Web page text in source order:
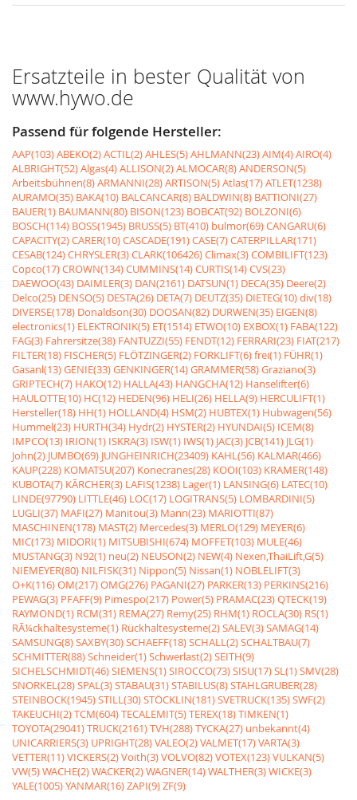
Ersatzteile in bester Qualität von
www.hywo.de
Passend für folgende Hersteller:
AAP(103)ABEKO(2)ACTIL(2)AHLES(5)AHLMANN(23)AIM(4)AIRO(4)
ALBRIGHT(52)Algas(4)ALLISON(2)ALMOCAR(8)ANDERSON(5)
Arbeitsbühnen(8)ARMANNI(28)ARTISON(5)Atlas(17)ATLET(1238)
AURAMO(35) BAKA(10) BALCANCAR(8) BALDWIN(8) BATTIONI(27)
BAUER(1) BAUMANN(80) BISON(123) BOBCAT(92) BOLZONI(6)
BOSCH(114) BOSS(1945) BRUSS(5) BT(410) bulmor(69)CANGARU(6)
CAPACITY(2)CARER(10)CASCADE(191)CASE(7)CATERPILLAR(171)
CESAB(124)CHRYSLER(3)CLARK(106426)Climax(3)COMBILIFT(123)
Copco(17)CROWN(134)CUMMINS(14)CURTIS(14)CVS(23)
DAEWOO(43) DAIMLER(3) DAN(2161) DATSUN(1) DECA(35) Deere(2)
Delco(25) DENSO(5) DESTA(26) DETA(7) DEUTZ(35) DIETEG(10)div(18)
DIVERSE(178) Donaldson(30) DOOSAN(82) DURWEN(35) EIGEN(8)
electronics(1) ELEKTRONIK(5) ET(1514) ETWO(10) EXBOX(1) FABA(122)
FAG(3) Fahrersitze(38) FANTUZZI(55) FENDT(12) FERRARI(23) FIAT(217)
FILTER(18) FISCHER(5) FLÖTZINGER(2) FORKLIFT(6)frei(1) FÜHR(1)
Gasanl(13)GENIE(33)GENKINGER(14)GRAMMER(58)Graziano(3)
GRIPTECH(7) HAKO(12) HALLA(43) HANGCHA(12) Hanselifter(6)
HAULOTTE(10) HC(12) HEDEN(96) HELI(26) HELLA(9) HERCULIFT(1)
Hersteller(18) HH(1) HOLLAND(4) HSM(2) HUBTEX(1) Hubwagen(56)
Hummel(23) HURTH(34) Hydr(2) HYSTER(2) HYUNDAI(5) ICEM(8)
IMPCO(13) IRION(1) ISKRA(3) ISW(1) IWS(1) JAC(3) JCB(141) JLG(1)
John(2) JUMBO(69) JUNGHEINRICH(23409) KAHL(56) KALMAR(466)
KAUP(228) KOMATSU(207) Konecranes(28) KOOI(103) KRAMER(148)
KUBOTA(7) KÃRCHER(3) LAFIS(1238) Lager(1) LANSING(6) LATEC(10)
LINDE(97790) LITTLE(46) LOC(17) LOGITRANS(5) LOMBARDINI(5)
LUGLI(37) MAFI(27) Manitou(3) Mann(23) MARIOTTI(87)
MASCHINEN(178) MAST(2) Mercedes(3) MERLO(129) MEYER(6)
MIC(173) MIDORI(1) MITSUBISHI(674) MOFFET(103) MULE(46)
MUSTANG(3) N92(1) neu(2) NEUSON(2) NEW(4) Nexen,ThaiLift,G(5)
NIEMEYER(80) NILFISK(31) Nippon(5) Nissan(1) NOBLELIFT(3)
O+K(116)OM(217)OMG(276) PAGANI(27) PARKER(13) PERKINS(216)
PEWAG(3) PFAFF(9) Pimespo(217) Power(5) PRAMAC(23)QTECK(19)
RAYMOND(1) RCM(31) REMA(27) Remy(25) RHM(1) ROCLA(30) RS(1)
RÃ¼ckhaltesysteme(1) Rückhaltesysteme(2)SALEV(3)SAMAG(14)
SAMSUNG(8)SAXBY(30)SCHAEFF(18)SCHALL(2)SCHALTBAU(7)
SCHMITTER(88)Schneider(1)Schwerlast(2)SEITH(9)
SICHELSCHMIDT(46)SIEMENS(1)SIROCCO(73)SISU(17)SL(1)SMV(28)
SNORKEL(28)SPAL(3)STABAU(31)STABILUS(8)STAHLGRUBER(28)
STEINBOCK(1945)STILL(30)STÖCKLIN(181)SVETRUCK(135)SWF(2)
TAKEUCHI(2)TCM(604)TECALEMIT(5)TEREX(18)TIMKEN(1)
TOYOTA(29041)TRUCK(2161)TVH(288)TYCKA(27) unbekannt(4)
UNICARRIERS(3) UPRIGHT(28)VALEO(2)VALMET(17)VARTA(3)
VETTER(11)VICKERS(2)Voith(3)VOLVO(82)VOTEX(123)VULKAN(5)
VW(5)WACHE(2)WACKER(2)WAGNER(14)WALTHER(3)WICKE(3)
YALE(1005)YANMAR(16)ZAPI(9)ZF(9)